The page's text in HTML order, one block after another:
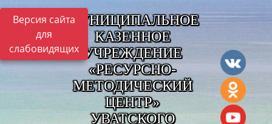
Версия сайта
для
слабовидящих
МУНИЦИПАЛЬНОЕ
КАЗЕННОЕ
УЧРЕЖДЕНИЕ
«РЕСУРСНО-
МЕТОДИЧЕСКИЙ
ЦЕНТР»
УВАТСКОГО